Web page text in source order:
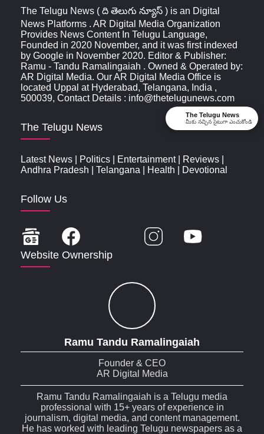
The Telugu News ( ది తెలుగు న్యూస్‌ ) is an Digital
News Platforms . AR Digital Media Organization
Provides News Content In Telugu Language,
Founded in 2020 November, and it was first indexed
by Google in November 2020. Editor & Publisher:
Ramu - Tandu Ramalingaiah . Owned & Operated by:
AR Digital Media. Our AR Digital Media Office is
located Uppal at Hyderabad, Telangana, India ,
500039, Contact Details : info@thetelugunews.com
The Telugu News
Latest News Politics Entertainment| Reviews
Andhra Pradesh
Telangana Health Devotional
Follow Us
Website Ownership
Ramu Tandu Ramalingaiah
Founder & CEO
AR Digital Media
Ramu Tandu Ramalingaiah is a Telugu media
professional with 15+ years of experience in
journalism, digital media, and content management.
He has worked with leading Telugu newspapers as a
The Telugu News
మీకు నచ్చిన సైటుగా ఎంచుకోండి